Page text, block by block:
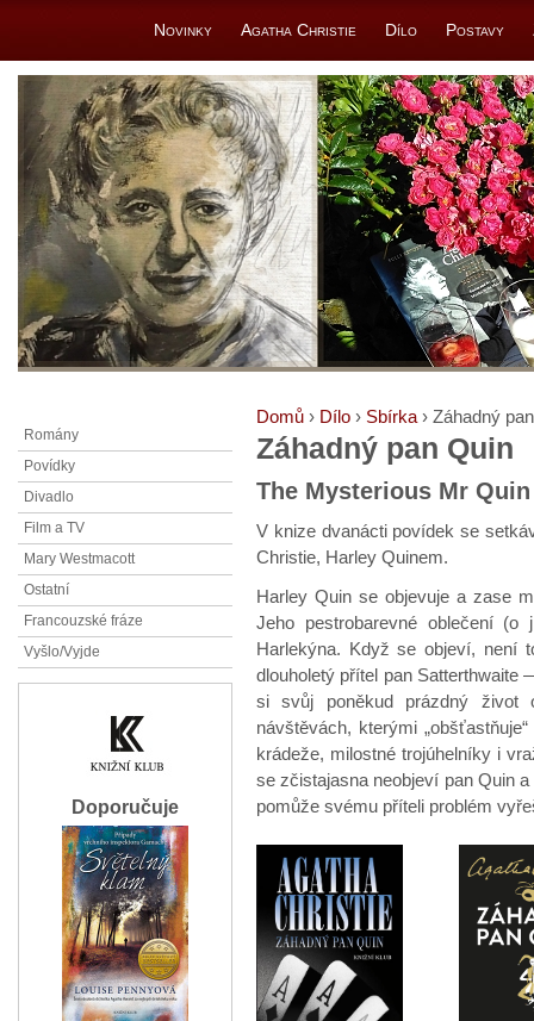
Novinky Agatha Christie Dílo Postavy
Domů › Dílo › Sbírka › Záhadný
Záhadný pan Quin
The Mysterious Mr Quin
V knize dvanácti povídek se
Christie, Harley Quinem.
Harley Quin se objevuje a zase
Jeho pestrobarevné oblečení (o
Harlekýna. Když se objeví, není
dlouholetý přítel pan
si svůj poněkud prázdný život
návštěvách, kterými
krádeže, milostné trojúhelníky i
se zčistajasna neobjeví pan Quin
pomůže svému příteli problém
Romány
Povídky
Divadlo
Film a TV
Mary Westmacott
Ostatní
Francouzské fráze
Vyšlo/Vyjde
Doporučuje